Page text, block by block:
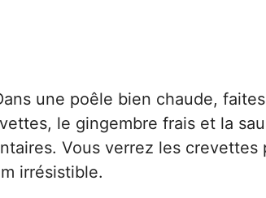
une poêle bien chaude,
le gingembre frais et la
Vous verrez les crevettes
irrésistible.